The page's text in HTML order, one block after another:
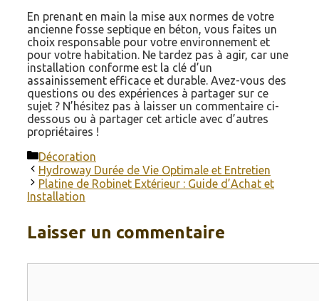
En prenant en main la mise aux normes de votre
ancienne fosse septique en béton, vous faites un
choix responsable pour votre environnement et
pour votre habitation. Ne tardez pas à agir, car une
installation conforme est la clé d’un
assainissement efficace et durable. Avez-vous des
questions ou des expériences à partager sur ce
sujet ? N’hésitez pas à laisser un commentaire ci-
dessous ou à partager cet article avec d’autres
propriétaires !
Catégories
Décoration
Hydroway Durée de Vie Optimale et Entretien
Platine de Robinet Extérieur : Guide d’Achat et
Installation
Laisser un commentaire